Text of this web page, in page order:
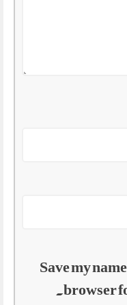
Save my
browser